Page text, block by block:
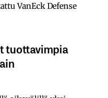
VanEck Defense
tuottavimpia